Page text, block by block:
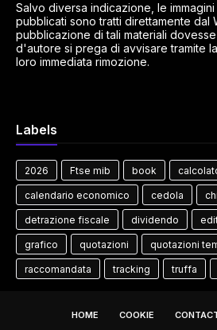
Salvo diversa indicazione, le
pubblicati sono tratti direttamente dal
pubblicazione di tali materiali
d'autore si prega di avvisare tramite
loro immediata rimozione.
Labels
2026 Ftse mib book
calendario economico cedola
detrazione fiscale dividendo
grafico quotazioni quotazioni
raccomandata tracking truffa
HOME COOKIE